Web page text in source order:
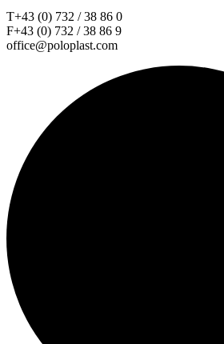
T+43 (0) 732 / 38 86 0
F+43 (0) 732 / 38 86 9
office@poloplast.com